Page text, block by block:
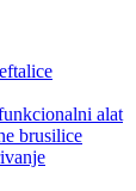
alat
brusilice